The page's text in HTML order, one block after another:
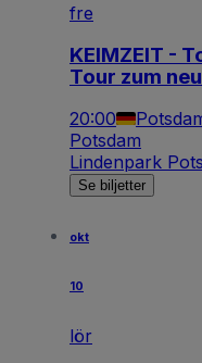
fre
KEIMZEIT -
Tour zum
20:00
Potsdam
Lindenpark
Se biljetter
okt
10
lör